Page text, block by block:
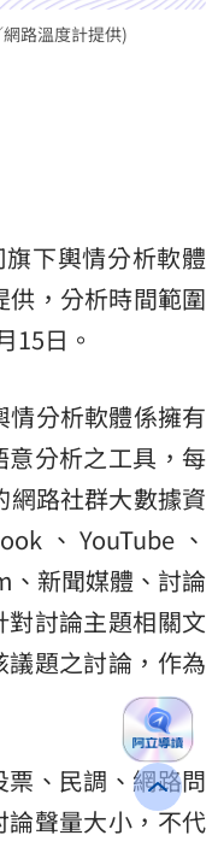
路溫度計提供)
下輿情分析軟體
供，分析時間範圍
15日。
情分析軟體係擁有
分析之工具，每
網路社群大數據資
、YouTube、
新聞媒體、討論
討論主題相關文
題之討論，作為
、民調、網路問
聲量大小，不代